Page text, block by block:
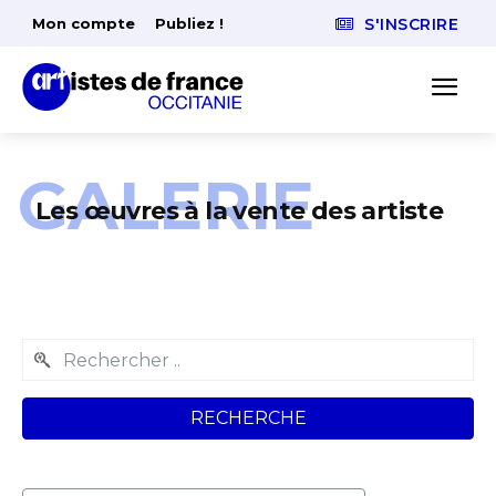
Mon compte Publiez ! S'INSCRIRE
Les œuvres à la vente des artiste
GALERIE
RECHERCHE